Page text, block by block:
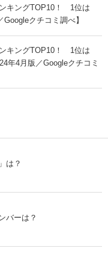
キングTOP10！ 1位は
Googleクチコミ調べ】
キングTOP10！ 1位は
年4月版／Googleクチコミ
は？
バーは？